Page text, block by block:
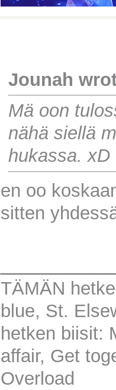
Jounah
Mä oon
nähä siellä
hukassa. xD
en oo
sitten
TÄMÄN
blue, St.
hetken biisit:
affair, Get
Overload